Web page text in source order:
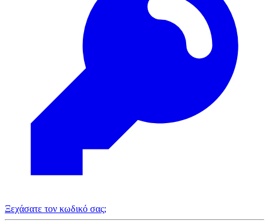
Ξεχάσατε τον κωδικό σας;